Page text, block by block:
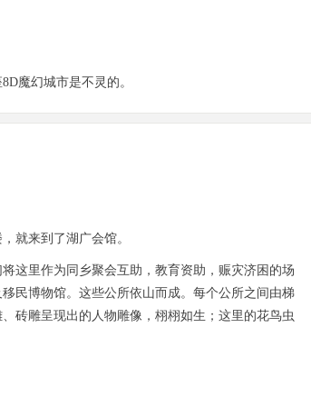
魔幻城市是不灵的。
就来到了湖广会馆。
这里作为同乡聚会互助，教育资助，赈灾济困的场
民博物馆。这些公所依山而成。每个公所之间由梯
砖雕呈现出的人物雕像，栩栩如生；这里的花鸟虫